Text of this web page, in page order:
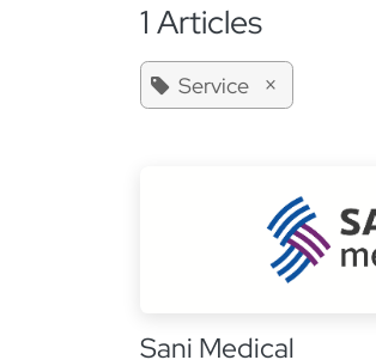
1 Articles
Service ×
Sani Medical